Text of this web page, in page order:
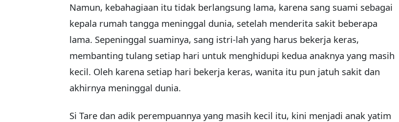
Namun, kebahagiaan itu tidak berlangsung lama, karena sang suami sebagai
kepala rumah tangga meninggal dunia, setelah menderita sakit beberapa
lama. Sepeninggal suaminya, sang istri-lah yang harus bekerja keras,
membanting tulang setiap hari untuk menghidupi kedua anaknya yang masih
kecil. Oleh karena setiap hari bekerja keras, wanita itu pun jatuh sakit dan
akhirnya meninggal dunia.
Si Tare dan adik perempuannya yang masih kecil itu, kini menjadi anak yatim